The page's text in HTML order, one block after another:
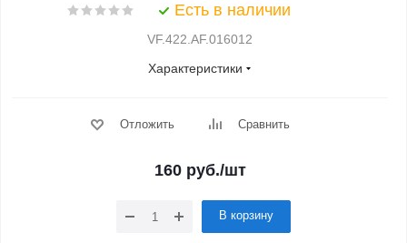
Есть в наличии
VF.422.AF.016012
Характеристики
Отложить Сравнить
160 руб./шт
В корзину